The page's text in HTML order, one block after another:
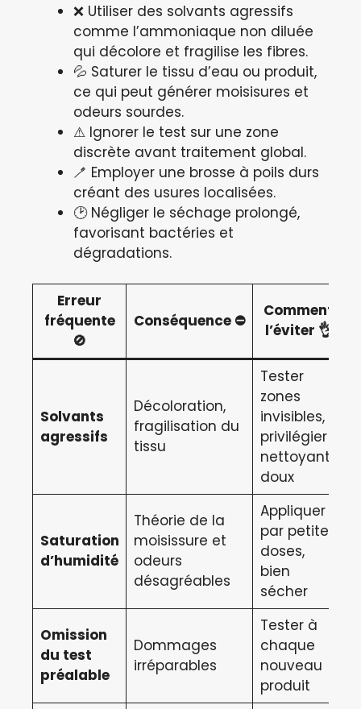
❌ Utiliser des solvants agressifs
comme l’ammoniaque non diluée
qui décolore et fragilise les fibres.
💦 Saturer le tissu d’eau ou produit,
ce qui peut générer moisisures et
odeurs sourdes.
⚠ Ignorer le test sur une zone
discrète avant traitement global.
🪥 Employer une brosse à poils durs
créant des usures localisées.
🕑 Négliger le séchage prolongé,
favorisant bactéries et
dégradations.
Erreur
fréquente
🚫
Conséquence ⛔
Comment
l’éviter 👌
Solvants
agressifs
Décoloration,
fragilisation du
tissu
Tester
zones
invisibles,
privilégier
nettoyants
doux
Saturation
d’humidité
Théorie de la
moisissure et
odeurs
désagréables
Appliquer
par petites
doses,
bien
sécher
Omission
du test
préalable
Dommages
irréparables
Tester à
chaque
nouveau
produit